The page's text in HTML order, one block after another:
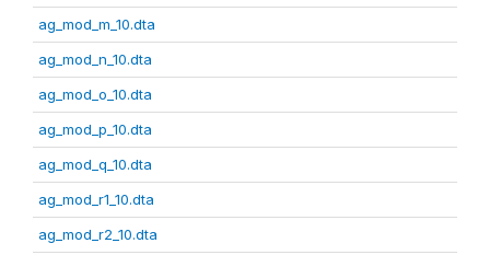
ag_mod_m_10.dta
ag_mod_n_10.dta
ag_mod_o_10.dta
ag_mod_p_10.dta
ag_mod_q_10.dta
ag_mod_r1_10.dta
ag_mod_r2_10.dta